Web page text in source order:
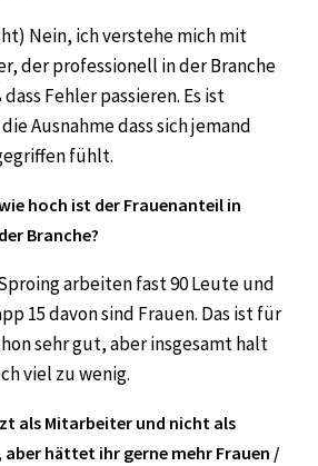
Nein, ich verstehe mich mit
der professionell in der Branche
Fehler passieren. Es ist
Ausnahme dass sich jemand
fühlt.
hoch ist der Frauenanteil in
Branche?
arbeiten fast 90 Leute und
15 davon sind Frauen. Das ist für
sehr gut, aber insgesamt halt
viel zu wenig.
als Mitarbeiter und nicht als
hättet ihr gerne mehr Frauen /